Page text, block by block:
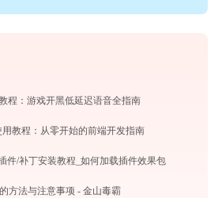
程：游戏开黑低延迟语音全指南
教程：从零开始的前端开发指南
件/补丁安装教程_如何加载插件效果包
方法与注意事项 - 金山毒霸